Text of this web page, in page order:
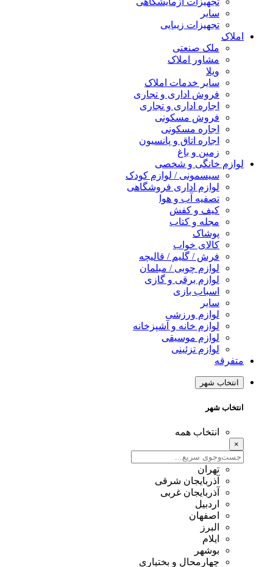
سایر
تجهیزات زیبایی
املاک
ملک صنعتی
مشاور املاک
ویلا
سایر خدمات املاک
فروش اداری و تجاری
اجاره اداری و تجاری
فروش مسکونی
اجاره مسکونی
اجاره اتاق و پانسیون
زمین و باغ
لوازم خانگی و شخصی
سیسمونی / لوازم کودک
لوازم اداری فروشگاهی
تصفیه آب و هوا
کیف و کفش
مجله و کتاب
پوشاک
کالای خواب
فرش / گلیم / قالیچه
لوازم چوبی / مبلمان
لوازم برقی و گازی
اسباب بازی
سایر
لوازم ورزشی
لوازم خانه و آشپزخانه
لوازم موسیقی
لوازم تزئینی
متفرقه
انتخاب شهر
انتخاب شهر
انتخاب همه
×
تهران
آذربایجان شرقی
آذربایجان غربی
اردبیل
اصفهان
البرز
ایلام
بوشهر
چهارمحال و بختیاری